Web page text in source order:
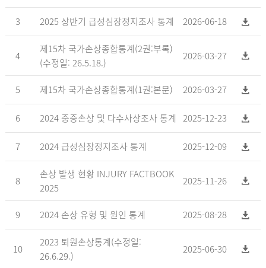
3 2025 상반기 급성심장정지조사 통계 2026-06-18
4
제15차 국가손상종합통계(2권:부록)
(수정일: 26.5.18.)
2026-03-27
5 제15차 국가손상종합통계(1권:본문) 2026-03-27
6 2024 중증손상 및 다수사상조사 통계 2025-12-23
7 2024 급성심장정지조사 통계 2025-12-09
8
손상 발생 현황 INJURY FACTBOOK
2025
2025-11-26
9 2024 손상 유형 및 원인 통계 2025-08-28
10
2023 퇴원손상통계(수정일:
26.6.29.)
2025-06-30